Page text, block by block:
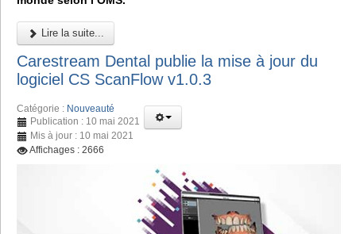
Lire la suite...
Carestream Dental publie la mise à jour du
logiciel CS ScanFlow v1.0.3
Catégorie : Nouveauté
Publication : 10 mai 2021
Mis à jour : 10 mai 2021
Affichages : 2666